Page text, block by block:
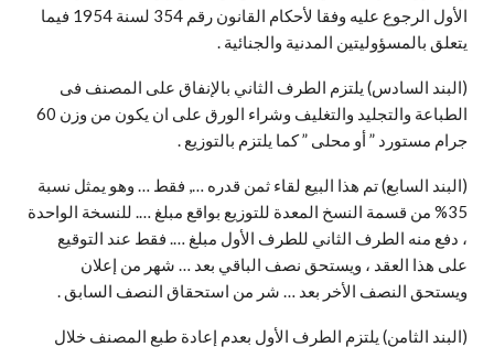
الأول الرجوع عليه وفقا لأحكام القانون رقم 354 لسنة 1954 فيما
يتعلق بالمسؤوليتين المدنية والجنائية .
(البند السادس) يلتزم الطرف الثاني بالإنفاق على المصنف فى
الطباعة والتجليد والتغليف وشراء الورق على ان يكون من وزن 60
جرام مستورد ” أو محلى ” كما يلتزم بالتوزيع .
(البند السابع) تم هذا البيع لقاء ثمن قدره …, فقط … وهو يمثل نسبة
35% من قسمة النسخ المعدة للتوزيع بواقع مبلغ …. للنسخة الواحدة
، دفع منه الطرف الثاني للطرف الأول مبلغ …. فقط عند التوقيع
على هذا العقد ، ويستحق نصف الباقي بعد … شهر من إعلان
ويستحق النصف الأخر بعد … شر من استحقاق النصف السابق .
(البند الثامن) يلتزم الطرف الأول بعدم إعادة طبع المصنف خلال